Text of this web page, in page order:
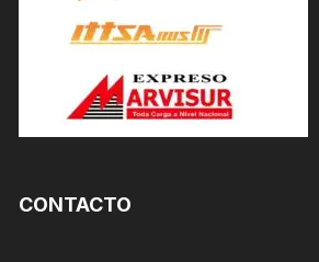
CONTACTO